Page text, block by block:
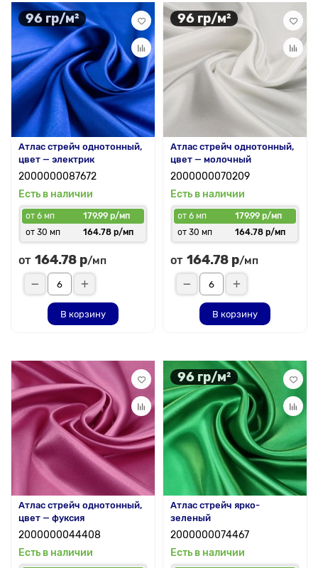
96 гр/м²
Атлас стрейч однотонный,
цвет — электрик
2000000087672
Есть в наличии
от 6 мп
179.99 р/мп
от 30 мп
164.78 р/мп
от 164.78 р/мп
В корзину
96 гр/м²
Атлас стрейч однотонный,
цвет — молочный
2000000070209
Есть в наличии
от 6 мп
179.99 р/мп
от 30 мп
164.78 р/мп
от 164.78 р/мп
В корзину
Атлас стрейч однотонный,
цвет — фуксия
2000000044408
Есть в наличии
96 гр/м²
Атлас стрейч ярко-
зеленый
2000000074467
Есть в наличии